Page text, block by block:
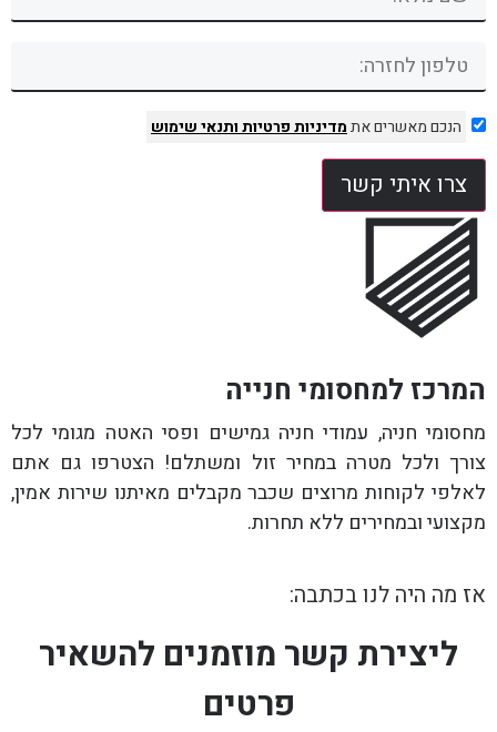
הנכם מאשרים אתמדיניות פרטיותותנאי שימוש
צרו איתי קשר
המרכז למחסומי חנייה
מחסומי חניה, עמודי חניה גמישים ופסי האטה מגומי לכל
צורך ולכל מטרה במחיר זול ומשתלם! הצטרפו גם אתם
לאלפי לקוחות מרוצים שכבר מקבלים מאיתנו שירות אמין,
מקצועי ובמחירים ללא תחרות.
אז מה היה לנו בכתבה:
ליצירת קשר מוזמנים להשאיר
פרטים